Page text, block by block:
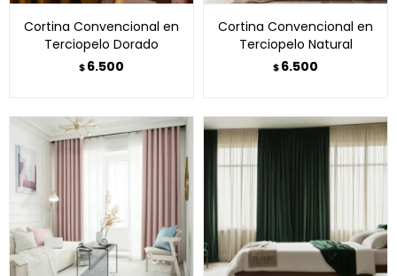
Cortina Convencional en
Terciopelo Dorado
$6.500
Cortina Convencional en
Terciopelo Natural
$6.500